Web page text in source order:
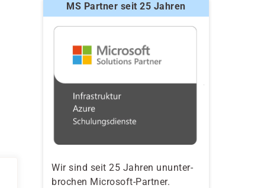
MS Partner seit 25 Jahren
Wir sind seit 25 Jahren ununter-
brochen Microsoft-Partner.